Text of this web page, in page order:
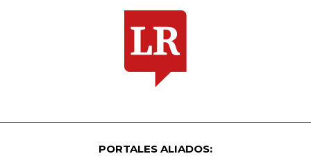
PORTALES ALIADOS: